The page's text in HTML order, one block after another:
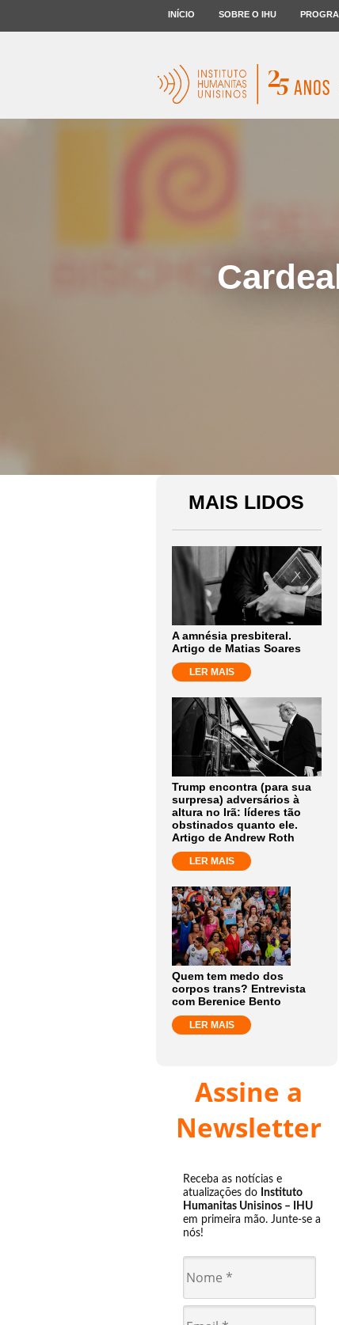
INÍCIO SOBRE O IHU
MAIS LIDOS
A amnésia presbiteral.
Artigo de Matias Soares
LER MAIS
Trump encontra (para sua
surpresa) adversários à
altura no Irã: líderes tão
obstinados quanto ele.
Artigo de Andrew Roth
LER MAIS
Quem tem medo dos
corpos trans? Entrevista
com Berenice Bento
LER MAIS
Assine a
Newsletter
Receba as notícias e
atualizações do Instituto
Humanitas Unisinos – IHU
em primeira mão. Junte-se a
nós!